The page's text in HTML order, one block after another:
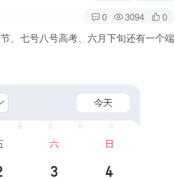
0 3094 0
、七号八号高考、六月下旬还有一个端